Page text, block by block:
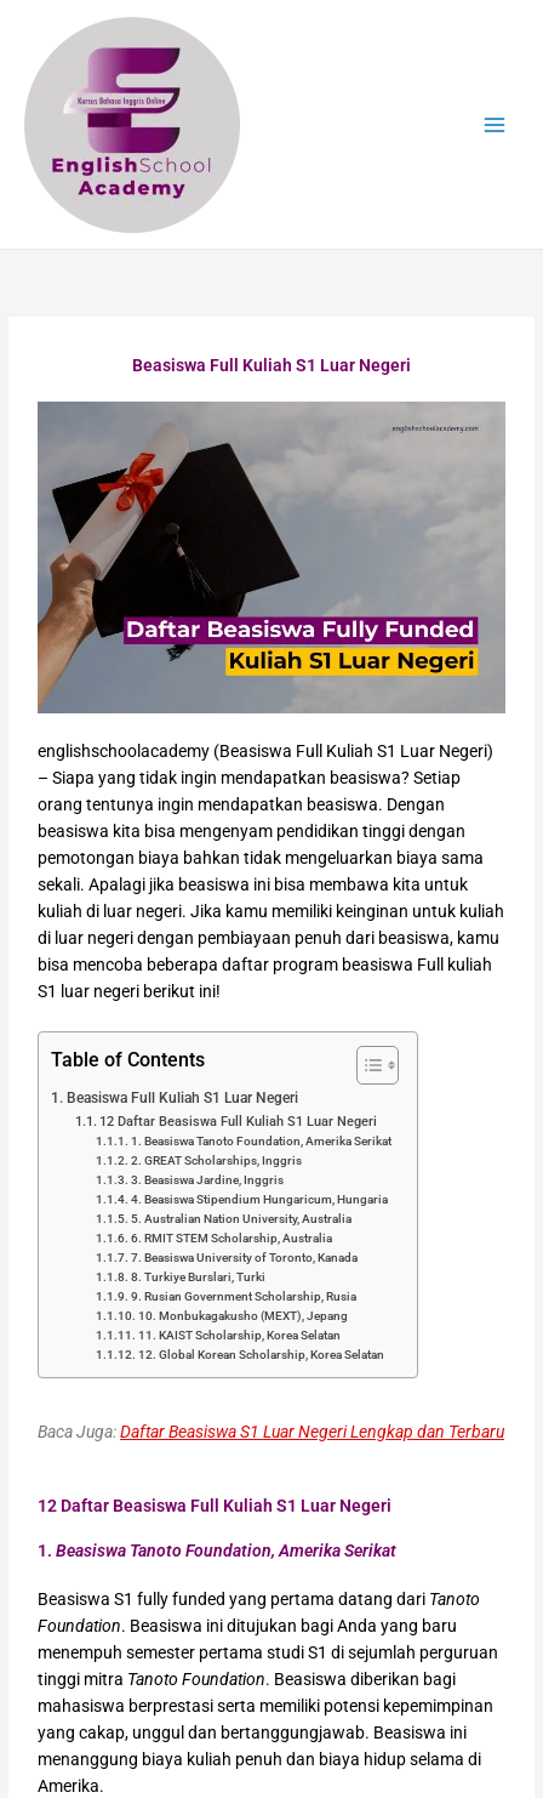
content
Beasiswa Full Kuliah S1 Luar Negeri
englishschoolacademy (Beasiswa Full Kuliah S1 Luar Negeri)
– Siapa yang tidak ingin mendapatkan beasiswa? Setiap
orang tentunya ingin mendapatkan beasiswa. Dengan
beasiswa kita bisa mengenyam pendidikan tinggi dengan
pemotongan biaya bahkan tidak mengeluarkan biaya sama
sekali. Apalagi jika beasiswa ini bisa membawa kita untuk
kuliah di luar negeri. Jika kamu memiliki keinginan untuk kuliah
di luar negeri dengan pembiayaan penuh dari beasiswa, kamu
bisa mencoba beberapa daftar program beasiswa Full kuliah
S1 luar negeri berikut ini!
Table of Contents
Beasiswa Full Kuliah S1 Luar Negeri
12 Daftar Beasiswa Full Kuliah S1 Luar Negeri
1. Beasiswa Tanoto Foundation, Amerika Serikat
2. GREAT Scholarships, Inggris
3. Beasiswa Jardine, Inggris
4. Beasiswa Stipendium Hungaricum, Hungaria
5. Australian Nation University, Australia
6. RMIT STEM Scholarship, Australia
7. Beasiswa University of Toronto, Kanada
8. Turkiye Burslari, Turki
9. Rusian Government Scholarship, Rusia
10. Monbukagakusho (MEXT), Jepang
11. KAIST Scholarship, Korea Selatan
12. Global Korean Scholarship, Korea Selatan
Baca Juga:Daftar Beasiswa S1 Luar Negeri Lengkap dan Terbaru
12 Daftar Beasiswa Full Kuliah S1 Luar Negeri
1.Beasiswa Tanoto Foundation, Amerika Serikat
Beasiswa S1 fully funded yang pertama datang dari Tanoto
Foundation. Beasiswa ini ditujukan bagi Anda yang baru
menempuh semester pertama studi S1 di sejumlah perguruan
tinggi mitra Tanoto Foundation. Beasiswa diberikan bagi
mahasiswa berprestasi serta memiliki potensi kepemimpinan
yang cakap, unggul dan bertanggungjawab. Beasiswa ini
menanggung biaya kuliah penuh dan biaya hidup selama di
Amerika.